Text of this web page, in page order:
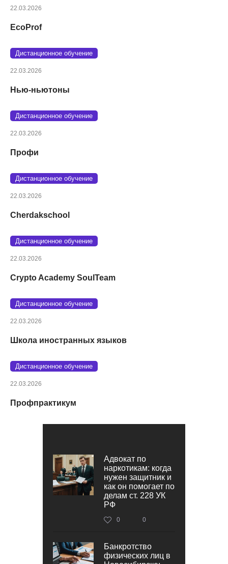
22.03.2026
EcoProf
Дистанционное обучение
22.03.2026
Нью-ньютоны
Дистанционное обучение
22.03.2026
Профи
Дистанционное обучение
22.03.2026
Cherdakschool
Дистанционное обучение
22.03.2026
Crypto Academy SoulTeam
Дистанционное обучение
22.03.2026
Школа иностранных языков
Дистанционное обучение
22.03.2026
Профпрактикум
Адвокат по
наркотикам: когда
нужен защитник и
как он помогает по
делам ст. 228 УК
РФ
0 0
Банкротство
физических лиц в